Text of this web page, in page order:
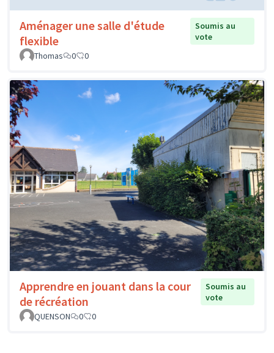
Aménager une salle d'étude
flexible
Soumis au
vote
Thomas
0 0
Apprendre en jouant dans la cour
de récréation
Soumis au
vote
QUENSON
0 0